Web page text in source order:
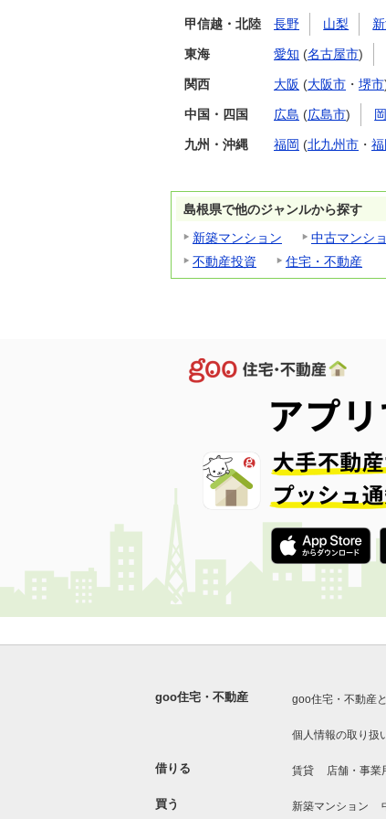
甲信越・北陸 長野 山梨
東海 愛知 (名古屋市)
関西 大阪 (大阪市 ・ 堺市
中国・四国 広島 (広島市)
九州・沖縄 福岡 (北九州市 ・
島根県で他のジャンルから探す
新築マンション
中古マンシ
不動産投資
住宅・不動産
goo住宅・不動産 goo住宅・不動産
個人情報の取り扱
借りる 賃貸 店舗・事業
買う 新築マンション